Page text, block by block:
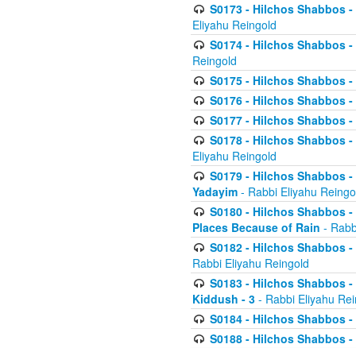
S0173 - Hilchos Shabbos
Eliyahu Reingold
S0174 - Hilchos Shabbos
Reingold
S0175 - Hilchos Shabbos
S0176 - Hilchos Shabbos
S0177 - Hilchos Shabbos
S0178 - Hilchos Shabbos
Eliyahu Reingold
S0179 - Hilchos Shabbos
Yadayim - Rabbi Eliyahu
S0180 - Hilchos Shabbos
Places Because of Rain -
S0182 - Hilchos Shabbos
Rabbi Eliyahu Reingold
S0183 - Hilchos Shabbos
Kiddush - 3 - Rabbi Eliyahu
S0184 - Hilchos Shabbos
S0188 - Hilchos Shabbos